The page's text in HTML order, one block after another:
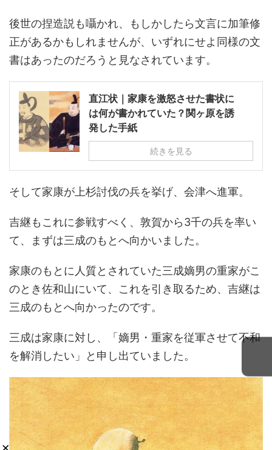
後世の捏造説も囁かれ、もしかしたら文言に加筆修
正があるかもしれませんが、いずれにせよ同様の文
書はあったのだろうと見なされています。
直江状｜家康を激怒させた書状に
は何が書かれていた？関ヶ原を誘
発した手紙
続きを見る
そして家康が上杉討伐の兵を挙げ、会津へ進軍。
吉継もこれに参戦すべく、敦賀から3千の兵を率い
て、まずは三成のもとへ向かいました。
家康のもとに人質とされていた三成嫡男の重家がこ
のとき佐和山にいて、これを引き取るため、吉継は
三成のもとへ向かったのです。
三成は家康に対し、「嫡男・重家を従軍させて不和
を解消したい」と申し出ていました。